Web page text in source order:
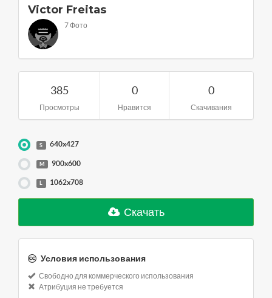
Victor Freitas
7 Фото
385
Просмотры
0
Нравится
0
Скачивания
S 640x427
M 900x600
L 1062x708
Скачать
Условия использования
Свободно для коммерческого использования
Атрибуция не требуется